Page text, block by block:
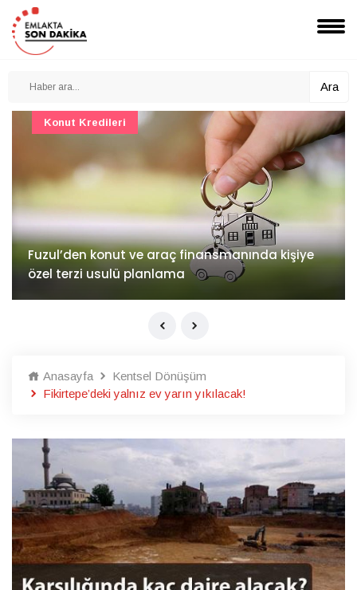
Ara
İv Kandilli'de yaşam yakında başlıyor
Konut Projeleri
Anasayfa
Kentsel Dönüşüm
Fikirtepe’deki yalnız ev yarın yıkılacak!